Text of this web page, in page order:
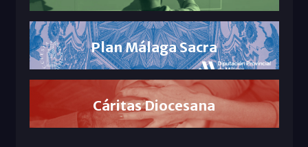
Plan Málaga Sacra
Cáritas Diocesana